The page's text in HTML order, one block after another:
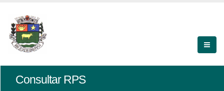
Consultar RPS